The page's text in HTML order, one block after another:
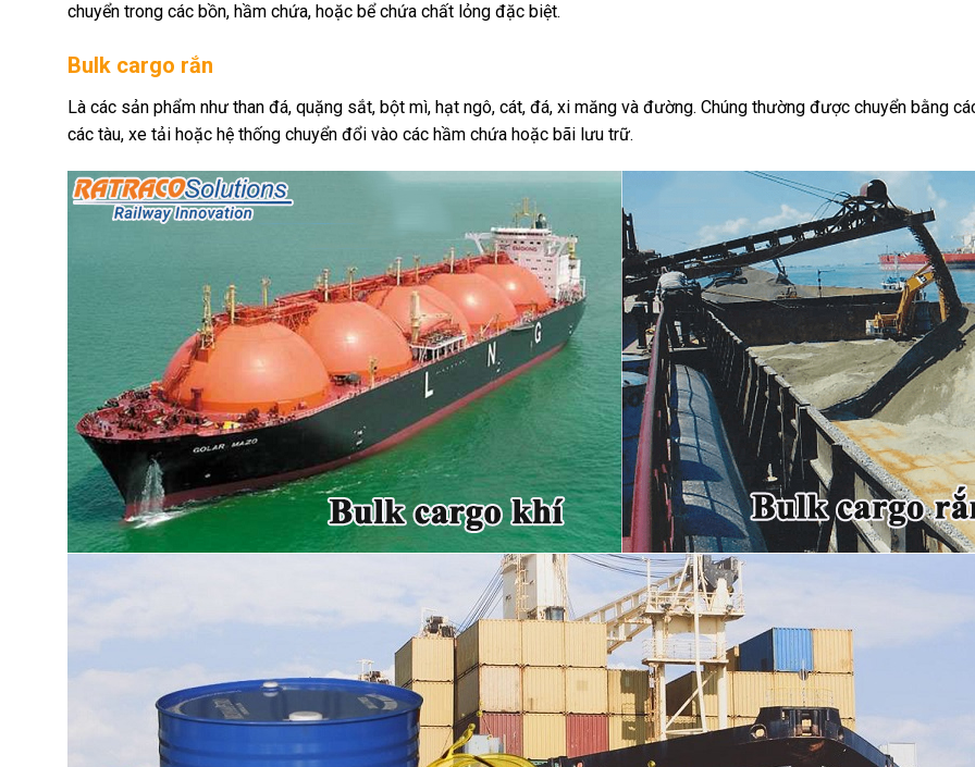
chuyển trong các bồn, hầm chứa, hoặc bể chứa chất lỏng đặc biệt.
Bulk cargo rắn
Là các sản phẩm như than đá, quặng sắt, bột mì, hạt ngô, cát, đá, xi măng và đường. Chúng thường được chuyển bằng
các tàu, xe tải hoặc hệ thống chuyển đổi vào các hầm chứa hoặc bãi lưu trữ.